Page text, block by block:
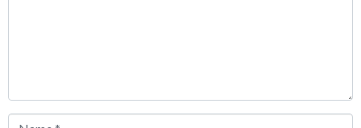
Name